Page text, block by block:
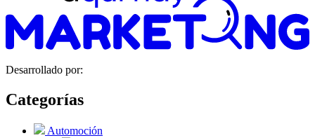
Desarrollado por:
Categorías
Automoción